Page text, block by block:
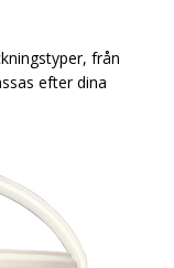
från
efter dina